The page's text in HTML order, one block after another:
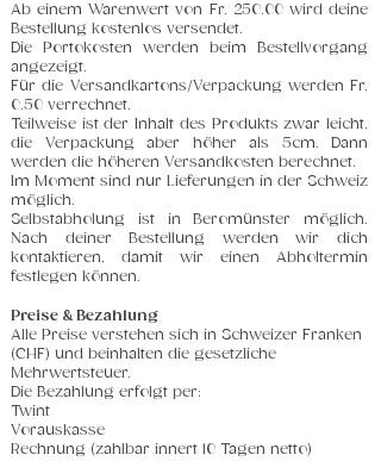
Ab einem Warenwert von Fr. 250.00 wird deine
Bestellung kostenlos versendet.
Die Portokosten werden beim Bestellvorgang
angezeigt.
Für die Versandkartons/Verpackung werden Fr.
0.50 verrechnet.
Teilweise ist der Inhalt des Produkts zwar leicht,
die Verpackung aber höher als 5cm. Dann
werden die höheren Versandkosten berechnet.
Im Moment sind nur Lieferungen in der Schweiz
möglich.
Selbstabholung ist in Beromünster möglich.
Nach deiner Bestellung werden wir dich
kontaktieren, damit wir einen Abholtermin
festlegen können.
Preise & Bezahlung
Alle Preise verstehen sich in Schweizer Franken
(CHF) und beinhalten die gesetzliche
Mehrwertsteuer.
Die Bezahlung erfolgt per:
Twint
Vorauskasse
Rechnung (zahlbar innert 10 Tagen netto)